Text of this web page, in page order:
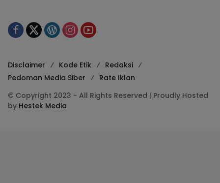
Disclaimer Kode Etik
Redaksi
Pedoman Media Siber
Rate Iklan
© Copyright 2023 - All Rights Reserved | Proudly Hosted
by Hestek Media